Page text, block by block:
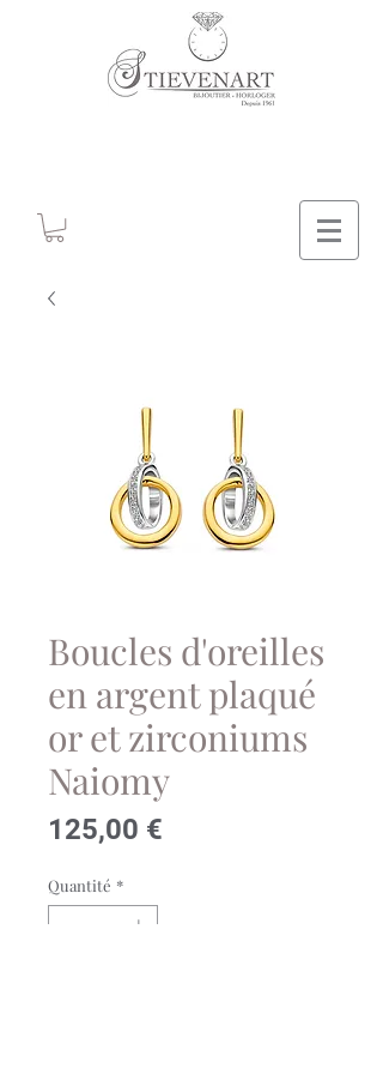
Boucles d'oreilles
en argent plaqué
or et zirconiums
Naiomy
125,00 €
Quantité *